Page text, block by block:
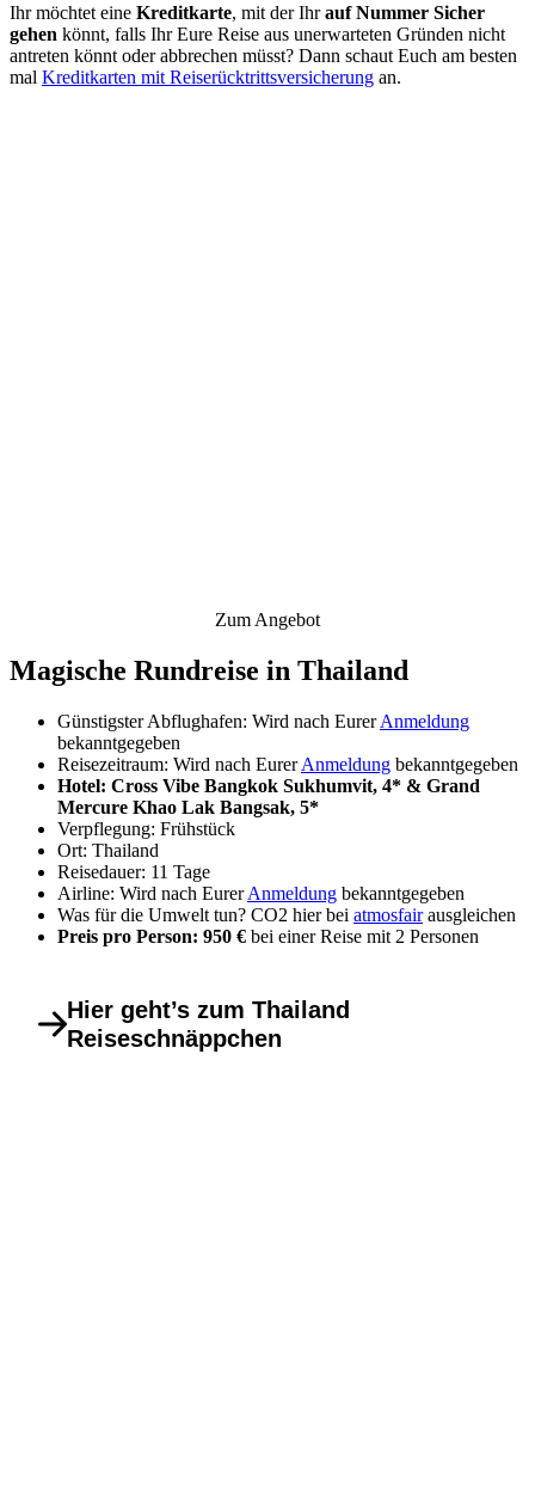
Ihr möchtet eine Kreditkarte, mit der Ihrauf Nummer Sicher
gehen könnt, falls Ihr Eure Reise aus unerwarteten Gründen nicht
antreten könnt oder abbrechen müsst? Dann schaut Euch am besten
mal Kreditkarten mit Reiserücktrittsversicherung an.
Zum Angebot
Magische Rundreise in Thailand
Günstigster Abflughafen: Wird nach EurerAnmeldung
bekanntgegeben
Reisezeitraum: Wird nach EurerAnmeldung bekanntgegeben
Hotel: Cross Vibe Bangkok Sukhumvit, 4* & Grand
Mercure Khao Lak Bangsak, 5*
Verpflegung: Frühstück
Ort: Thailand
Reisedauer: 11 Tage
Airline: Wird nach EurerAnmeldung bekanntgegeben
Was für die Umwelt tun? CO2 hier bei atmosfairausgleichen
Preis pro Person: 950 € bei einer Reise mit 2 Personen
Hier geht’s zum Thailand
Reiseschnäppchen